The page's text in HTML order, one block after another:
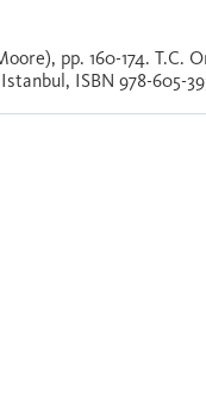
pp. 160-174. T.C.
ISBN 978-605-